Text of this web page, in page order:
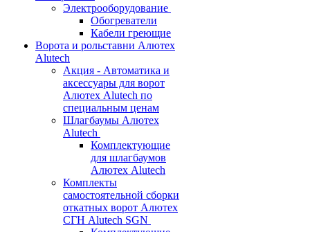
Электрооборудование
Обогреватели
Кабели греющие
Ворота и рольставни Алютех
Alutech
Акция - Автоматика и
аксессуары для ворот
Алютех Alutech по
специальным ценам
Шлагбаумы Алютех
Alutech
Комплектующие
для шлагбаумов
Алютех Alutech
Комплекты
самостоятельной сборки
откатных ворот Алютех
СГН Alutech SGN